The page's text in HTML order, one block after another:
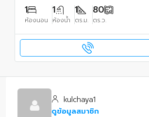
1
ห้องนอน
1
ห้องน้ำ
1
ตร.ม.
80
ตร.ว.
kulchaya1
ดูข้อมูลสมาชิก